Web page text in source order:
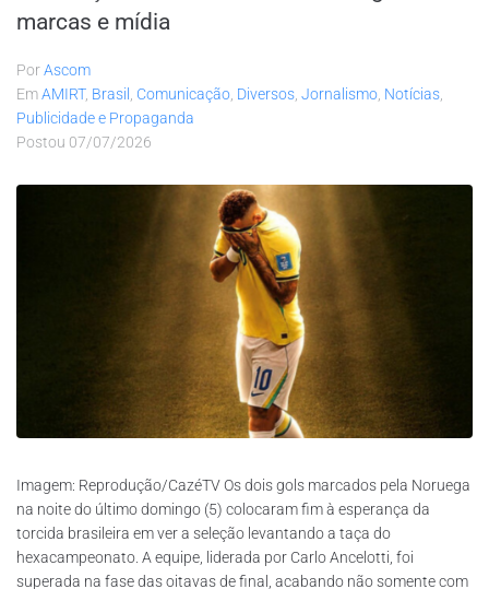
marcas e mídia
PorAscom
EmAMIRT, Brasil Comunicação Diversos Jornalismo Notícias
Publicidade e Propaganda
Postou 07/07/2026
Imagem: Reprodução/CazéTV Os dois gols marcados pela Noruega
na noite do último domingo (5) colocaram fim à esperança da
torcida brasileira em ver a seleção levantando a taça do
hexacampeonato. A equipe, liderada por Carlo Ancelotti, foi
superada na fase das oitavas de final, acabando não somente com